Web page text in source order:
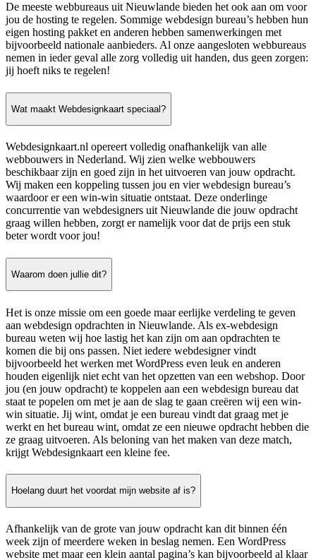
De meeste webbureaus uit Nieuwlande bieden het ook aan om voor
jou de hosting te regelen. Sommige webdesign bureau’s hebben hun
eigen hosting pakket en anderen hebben samenwerkingen met
bijvoorbeeld nationale aanbieders. Al onze aangesloten webbureaus
nemen in ieder geval alle zorg volledig uit handen, dus geen zorgen:
jij hoeft niks te regelen!
Wat maakt Webdesignkaart speciaal?
Webdesignkaart.nl opereert volledig onafhankelijk van alle
webbouwers in Nederland. Wij zien welke webbouwers
beschikbaar zijn en goed zijn in het uitvoeren van jouw opdracht.
Wij maken een koppeling tussen jou en vier webdesign bureau’s
waardoor er een win-win situatie ontstaat. Deze onderlinge
concurrentie van webdesigners uit Nieuwlande die jouw opdracht
graag willen hebben, zorgt er namelijk voor dat de prijs een stuk
beter wordt voor jou!
Waarom doen jullie dit?
Het is onze missie om een goede maar eerlijke verdeling te geven
aan webdesign opdrachten in Nieuwlande. Als ex-webdesign
bureau weten wij hoe lastig het kan zijn om aan opdrachten te
komen die bij ons passen. Niet iedere webdesigner vindt
bijvoorbeeld het werken met WordPress even leuk en anderen
houden eigenlijk niet echt van het opzetten van een webshop. Door
jou (en jouw opdracht) te koppelen aan een webdesign bureau dat
staat te popelen om met je aan de slag te gaan creëren wij een win-
win situatie. Jij wint, omdat je een bureau vindt dat graag met je
werkt en het bureau wint, omdat ze een nieuwe opdracht hebben die
ze graag uitvoeren. Als beloning van het maken van deze match,
krijgt Webdesignkaart een kleine fee.
Hoelang duurt het voordat mijn website af is?
Afhankelijk van de grote van jouw opdracht kan dit binnen één
week zijn of meerdere weken in beslag nemen. Een WordPress
website met maar een klein aantal pagina’s kan bijvoorbeeld al klaar